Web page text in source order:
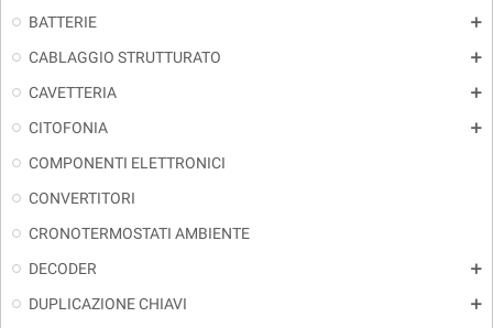
BATTERIE add
CABLAGGIO STRUTTURATO add
CAVETTERIA add
CITOFONIA add
COMPONENTI ELETTRONICI
CONVERTITORI
CRONOTERMOSTATI AMBIENTE
DECODER
add
DUPLICAZIONE CHIAVI add